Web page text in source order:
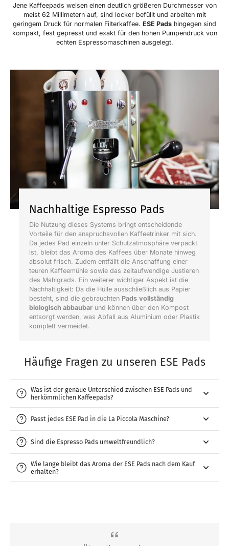
Jene Kaffeepads weisen einen deutlich größeren Durchmesser von
meist 62 Millimetern auf, sind locker befüllt und arbeiten mit
geringem Druck für normalen Filterkaffee. ESE Pads hingegen sind
kompakt, fest gepresst und exakt für den hohen Pumpendruck von
echten Espressomaschinen ausgelegt.
Nachhaltige Espresso Pads
Die Nutzung dieses Systems bringt entscheidende
Vorteile für den anspruchsvollen Kaffeetrinker mit sich.
Da jedes Pad einzeln unter Schutzatmosphäre verpackt
ist, bleibt das Aroma des Kaffees über Monate hinweg
absolut frisch. Zudem entfällt die Anschaffung einer
teuren Kaffeemühle sowie das zeitaufwendige Justieren
des Mahlgrads. Ein weiterer wichtiger Aspekt ist die
Nachhaltigkeit: Da die Hülle ausschließlich aus Papier
besteht, sind die gebrauchten Pads vollständig
biologisch abbaubar und können über den Kompost
entsorgt werden, was Abfall aus Aluminium oder Plastik
komplett vermeidet.
Häufige Fragen zu unseren ESE Pads
Was ist der genaue Unterschied zwischen ESE Pads und
herkömmlichen Kaffeepads?
Passt jedes ESE Pad in die La Piccola Maschine?
Sind die Espresso Pads umweltfreundlich?
Wie lange bleibt das Aroma der ESE Pads nach dem Kauf
erhalten?